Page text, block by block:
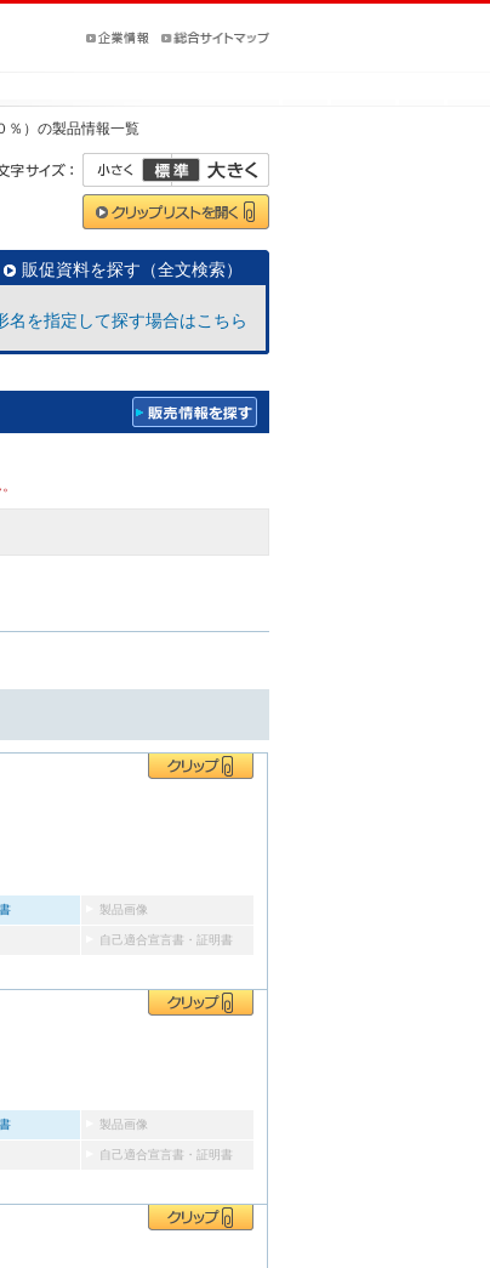
） の製品情報一覧
販促資料を探す（全文検索）
名を指定して探す場合はこちら
製品画像
自己適合宣言書・証明書
製品画像
自己適合宣言書・証明書